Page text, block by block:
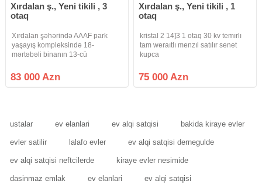
Xırdalan ş., Yeni tikili , 3
otaq
Xırdalan şəhərində AAAF park
yaşayış kompleksində 18-
mərtəbəli binanın 13-cü
təmir olunmuş ümumi sahəsi 64
m2 olan 3-otağa düzəlmə təmirli
83 000 Azn
Xırdalan ş., Yeni tikili , 1
otaq
kristal 2 14]3 1 otaq 30 kv temırlı
tam weraıtlı menzıl satılır senet
kupca
75 000 Azn
ustalar ev elanlari ev alqi satqisi bakida kiraye evler
evler satilir lalafo evler ev alqi satqisi dernegulde
ev alqi satqisi neftcilerde kiraye evler nesimide
dasinmaz emlak ev elanlari ev alqi satqisi